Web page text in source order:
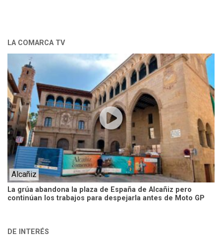
LA COMARCA TV
La grúa abandona la plaza de España de Alcañiz pero
continúan los trabajos para despejarla antes de Moto GP
Alcañiz
DE INTERÉS